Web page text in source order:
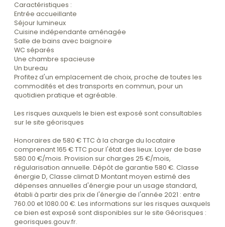
Caractéristiques :
Entrée accueillante
Séjour lumineux
Cuisine indépendante aménagée
Salle de bains avec baignoire
WC séparés
Une chambre spacieuse
Un bureau
Profitez d'un emplacement de choix, proche de toutes les
commodités et des transports en commun, pour un
quotidien pratique et agréable.
Les risques auxquels le bien est exposé sont consultables
sur le site géorisques
Honoraires de 580 € TTC à la charge du locataire
comprenant 165 € TTC pour l'état des lieux. Loyer de base
580.00 €/mois. Provision sur charges 25 €/mois,
régularisation annuelle. Dépôt de garantie 580 €. Classe
énergie D, Classe climat D Montant moyen estimé des
dépenses annuelles d'énergie pour un usage standard,
établi à partir des prix de l'énergie de l'année 2021 : entre
760.00 et 1080.00 €. Les informations sur les risques auxquels
ce bien est exposé sont disponibles sur le site Géorisques :
georisques.gouv.fr.